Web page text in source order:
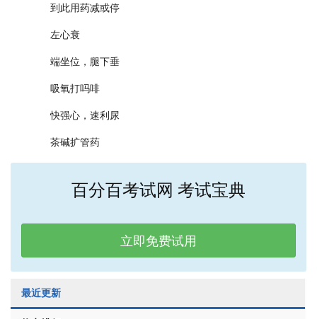
到此用药减或停
左心衰
端坐位，腿下垂
吸氧打吗啡
快强心，速利尿
茶碱扩管药
百分百考试网 考试宝典
立即免费试用
最近更新